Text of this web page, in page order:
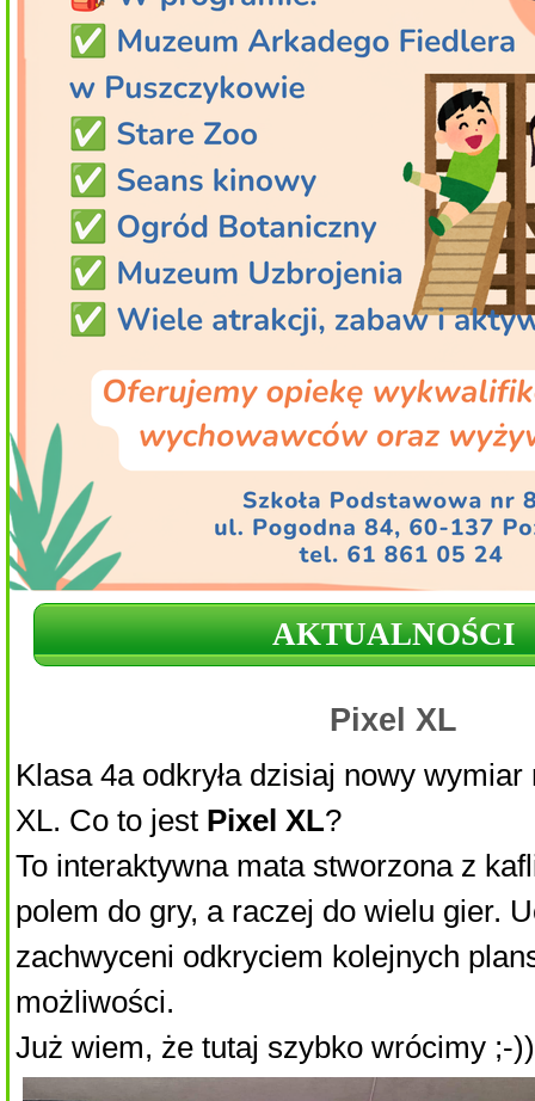
AKTUALNOŚCI
Pixel XL
Klasa 4a odkryła dzisiaj nowy
XL. Co to jest Pixel XL?
To interaktywna mata stworzona z
polem do gry, a raczej do wielu gier.
zachwyceni odkryciem kolejnych
możliwości.
Już wiem, że tutaj szybko wrócimy ;-